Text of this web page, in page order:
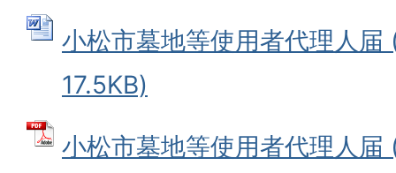
小松市墓地等使用者代理人
17.5KB)
小松市墓地等使用者代理人届